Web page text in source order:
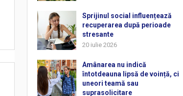
Sprijinul social influențează
recuperarea după perioade
stresante
20 iulie 2026
Amânarea nu indică
întotdeauna lipsă de voință, ci
uneori teamă sau
suprasolicitare